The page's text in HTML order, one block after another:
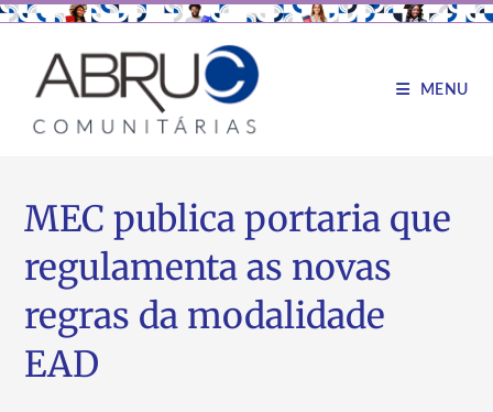
MENU
MEC publica portaria que
regulamenta as novas
regras da modalidade
EAD